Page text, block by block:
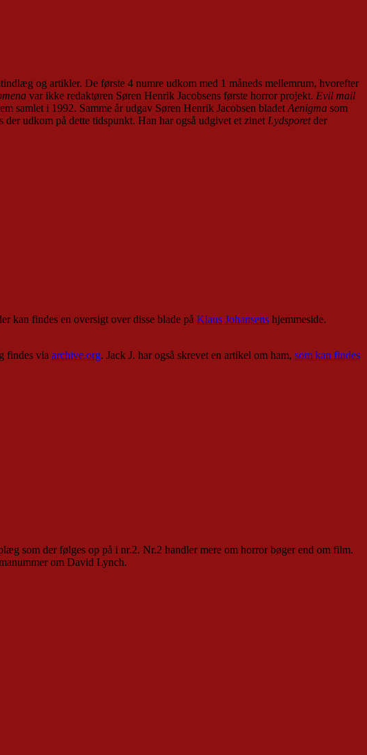
og artikler. De første 4 numre udkom med 1 måneds mellemrum, hvorefter
var ikke redaktøren Søren Henrik Jacobsens første horror projekt. Evil mail
samlet i 1992. Samme år udgav Søren Henrik Jacobsen bladet Aenigma som
udkom på dette tidspunkt. Han har også udgivet et zinet Lydsporetder
kan findes en oversigt over disse blade på Klaus Johansens hjemmeside.
findes via archive.org. Jack J. har også skrevet en artikel om ham, som kan findes
som der følges op på i nr.2. Nr.2 handler mere om horror bøger end om film.
om David Lynch.